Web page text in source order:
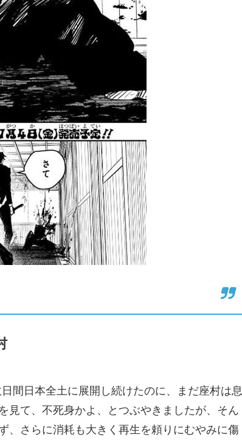
間日本全土に展開し続けたのに、まだ座村は息
見て、不死身かよ、とつぶやきましたが、そん
、さらに消耗も大きく再生を頼りにむやみに傷